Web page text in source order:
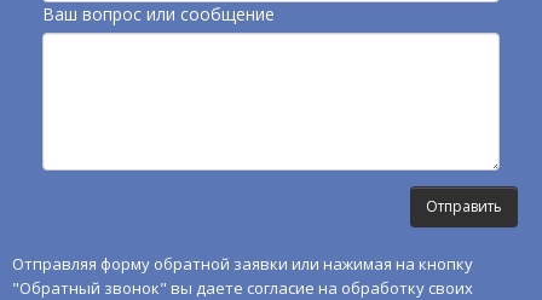
Ваш вопрос или сообщение
Отправляя форму обратной заявки или нажимая на кнопку
"Обратный звонок" вы даете согласие на обработку своих